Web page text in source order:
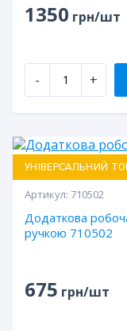
1350 грн/шт
- +
УНІВЕРСАЛЬНИЙ
Артикул: 710502
Додаткова
ручкою 710502
675 грн/шт